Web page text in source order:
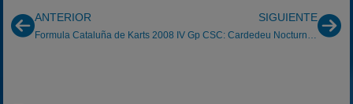
ANTERIOR
Formula Cataluña de Karts 2008
SIGUIENTE
IV Gp CSC: Cardedeu Nocturno 7-06-2008